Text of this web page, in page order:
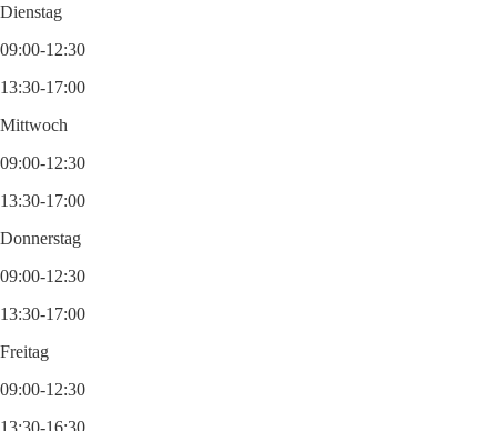
Dienstag
09:00-12:30
13:30-17:00
Mittwoch
09:00-12:30
13:30-17:00
Donnerstag
09:00-12:30
13:30-17:00
Freitag
09:00-12:30
13:30-16:30